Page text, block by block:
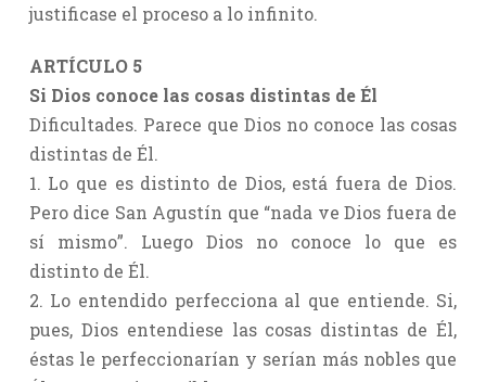
justificase el proceso a lo infinito.
ARTÍCULO 5
Si Dios conoce las cosas distintas de Él
Dificultades. Parece que Dios no conoce las cosas
distintas de Él.
1. Lo que es distinto de Dios, está fuera de Dios.
Pero dice San Agustín que “nada ve Dios fuera de
sí mismo”. Luego Dios no conoce lo que es
distinto de Él.
2. Lo entendido perfecciona al que entiende. Si,
pues, Dios entendiese las cosas distintas de Él,
éstas le perfeccionarían y serían más nobles que